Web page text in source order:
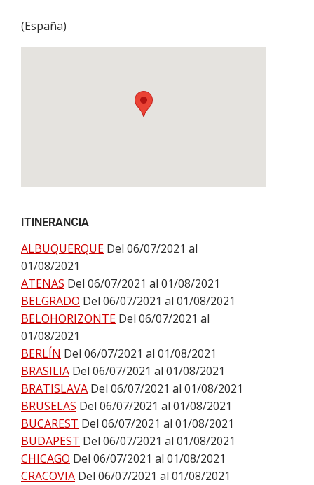
(España)
ITINERANCIA
ALBUQUERQUE Del 06/07/2021 al
01/08/2021
ATENAS Del 06/07/2021 al 01/08/2021
BELGRADO Del 06/07/2021 al 01/08/2021
BELOHORIZONTE Del 06/07/2021 al
01/08/2021
BERLÍN Del 06/07/2021 al 01/08/2021
BRASILIA Del 06/07/2021 al 01/08/2021
BRATISLAVA Del 06/07/2021 al 01/08/2021
BRUSELAS Del 06/07/2021 al 01/08/2021
BUCAREST Del 06/07/2021 al 01/08/2021
BUDAPEST Del 06/07/2021 al 01/08/2021
CHICAGO Del 06/07/2021 al 01/08/2021
CRACOVIA Del 06/07/2021 al 01/08/2021